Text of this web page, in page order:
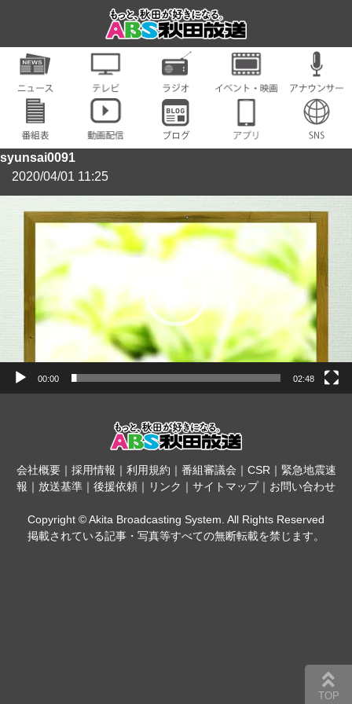
syunsai0091
2020/04/01 11:25
00:00 02:48
会社概要｜ 採用情報 ｜ 利用規約 ｜ 番組審議会 ｜ CSR｜ 緊急地震速
報 ｜ 放送基準 ｜ 後援依頼 ｜ リンク ｜ サイトマップ｜ お問い合わせ
Copyright © Akita Broadcasting System. All Rights Reserved
掲載されている記事・写真等すべての無断転載を禁じます。